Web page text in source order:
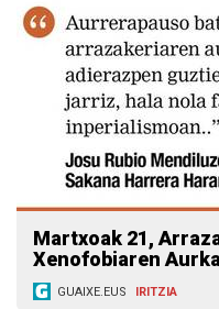
Martxoak 21,
Xenofobiaren
GUAIXE.EUS IRITZIA